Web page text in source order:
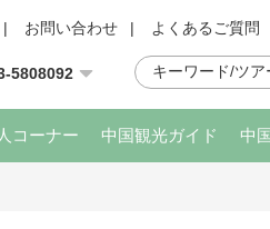
| お問い合わせ | よくあるご質問
5808092
コーナー 中国観光ガイド 中